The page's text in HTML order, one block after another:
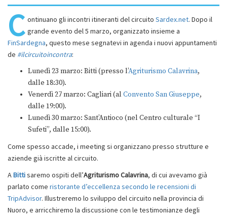
C ontinuano gli incontri itineranti del circuito Sardex.net. Dopo il
grande evento del 5 marzo, organizzato insieme a
FinSardegna, questo mese segnatevi in agenda i nuovi appuntamenti
de #ilcircuitoincontra:
Lunedì 23 marzo: Bitti (presso l’Agriturismo Calavrina,
dalle 18:30).
Venerdì 27 marzo: Cagliari (al Convento San Giuseppe,
dalle 19:00).
Lunedì 30 marzo: Sant’Antioco (nel Centro culturale “I
Sufeti”, dalle 15:00).
Come spesso accade, i meeting si organizzano presso strutture e
aziende già iscritte al circuito.
ABittisaremo ospiti dell’Agriturismo Calavrina, di cui avevamo già
parlato come ristorante d’eccellenza secondo le recensioni di
TripAdvisor. Illustreremo lo sviluppo del circuito nella provincia di
Nuoro, e arricchiremo la discussione con le testimonianze degli